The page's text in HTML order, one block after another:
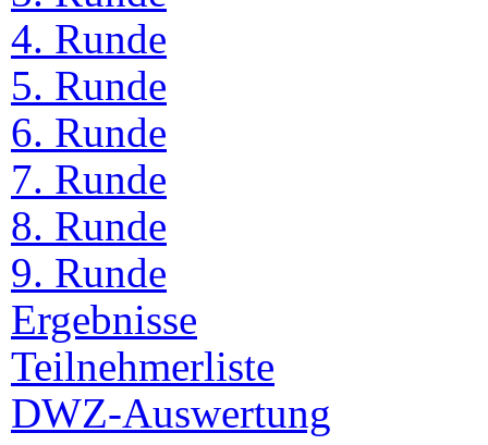
4. Runde
5. Runde
6. Runde
7. Runde
8. Runde
9. Runde
Ergebnisse
Teilnehmerliste
DWZ-Auswertung